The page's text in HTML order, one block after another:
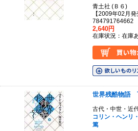
青土社 (Ｂ６)
【2009年02月
784791764662
2,640円
在庫状況：在庫
世界残酷物語
古代・中世・近
コリン・ヘンリ
篤